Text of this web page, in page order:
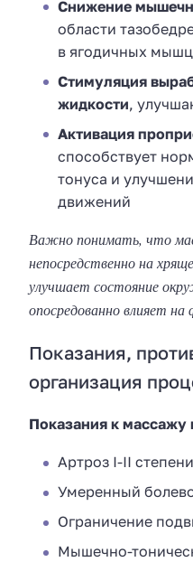
Снижение
области
в ягодичных
Стимуляция
жидкости,
Активация
способствует
тонуса и
движений
Важно понимать, что
непосредственно на
улучшает состояние
опосредованно влияет на
Показания,
организация
Показания к массажу
Артроз I-II
Умеренный
Ограничение
Мышечно-